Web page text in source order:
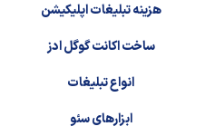
هزینه تبلیغات اپلیکیشن
ساخت اکانت گوگل ادز
انواع تبلیغات
ابزارهای سئو